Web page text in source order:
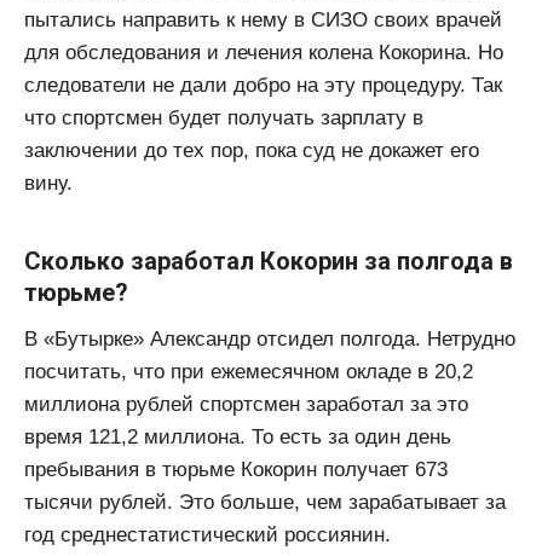
пытались направить к нему в СИЗО своих врачей
для обследования и лечения колена Кокорина. Но
следователи не дали добро на эту процедуру. Так
что спортсмен будет получать зарплату в
заключении до тех пор, пока суд не докажет его
вину.
Сколько заработал Кокорин за полгода в
тюрьме?
В «Бутырке» Александр отсидел полгода. Нетрудно
посчитать, что при ежемесячном окладе в 20,2
миллиона рублей спортсмен заработал за это
время 121,2 миллиона. То есть за один день
пребывания в тюрьме Кокорин получает 673
тысячи рублей. Это больше, чем зарабатывает за
год среднестатистический россиянин.